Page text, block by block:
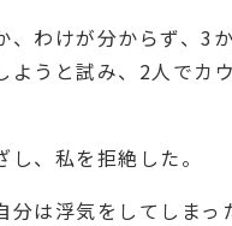
、わけが分からず、3
ようと試み、2人でカ
、私を拒絶した。
分は浮気をしてしまっ